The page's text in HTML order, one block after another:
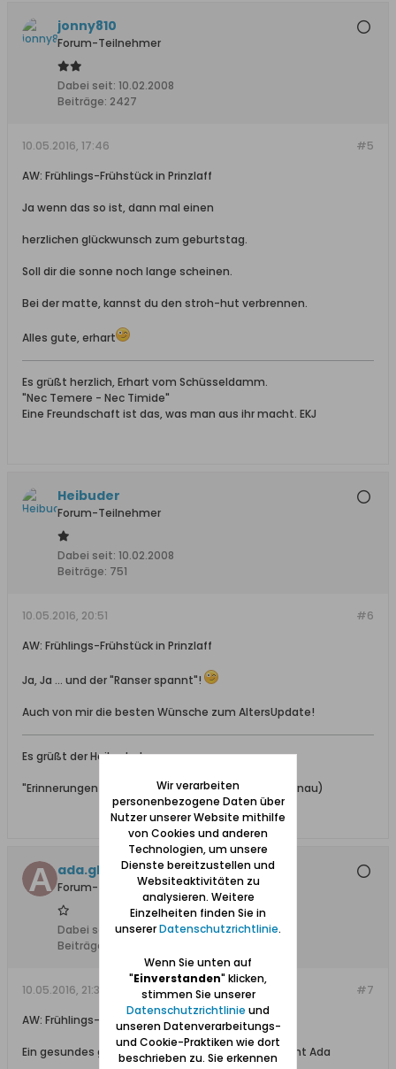
jonny810
Forum-Teilnehmer
Dabei seit: 10.02.2008
Beiträge: 2427
#5
10.05.2016, 17:46
AW: Frühlings-Frühstück in Prinzlaff
Ja wenn das so ist, dann mal einen
herzlichen glückwunsch zum geburtstag.
Soll dir die sonne noch lange scheinen.
Bei der matte, kannst du den stroh-hut verbrennen.
Alles gute, erhart
Es grüßt herzlich, Erhart vom Schüsseldamm.
"Nec Temere - Nec Timide"
Eine Freundschaft ist das, was man aus ihr macht. EKJ
Heibuder
Forum-Teilnehmer
Dabei seit: 10.02.2008
Beiträge: 751
#6
10.05.2016, 20:51
AW: Frühlings-Frühstück in Prinzlaff
Ja, Ja ... und der "Ranser spannt"!
Auch von mir die besten Wünsche zum AltersUpdate!
Es grüßt der Heibuder!
"Erinnerungen sind Wärmflaschen fürs Herz." (R.Fernau)
ada.gleisner
Forum-Teilnehmer
Dabei seit:17.02.2008
Beiträge:
#7
10.05.2016, 21:34
AW: Frühlings-Frühstück in Prinzlaff
Ein gesundes glückliches neues Lebensjahr wünscht Ada
Wir verarbeiten
personenbezogene Daten über
Nutzer unserer Website mithilfe
von Cookies und anderen
Technologien, um unsere
Dienste bereitzustellen und
Websiteaktivitäten zu
analysieren. Weitere
Einzelheiten finden Sie in
unsererDatenschutzrichtlinie.
Wenn Sie unten auf
"Einverstanden" klicken,
stimmen Sie unserer
Datenschutzrichtlinie und
unseren Datenverarbeitungs-
und Cookie-Praktiken wie dort
beschrieben zu. Sie erkennen